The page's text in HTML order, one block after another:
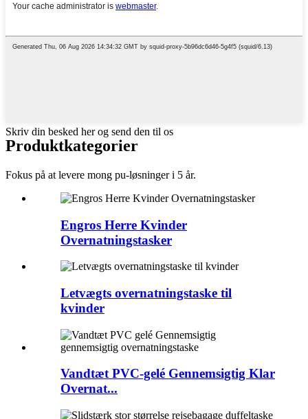
Skriv din besked her og send den til os
Produktkategorier
Fokus på at levere mong pu-løsninger i 5 år.
Engros Herre Kvinder
Overnatningstasker
Letvægts overnatningstaske til
kvinder
Vandtæt PVC-gelé Gennemsigtig Klar
Overnat...